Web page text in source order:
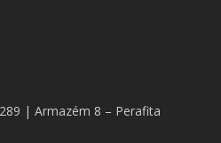
| Armazém 8 – Perafita